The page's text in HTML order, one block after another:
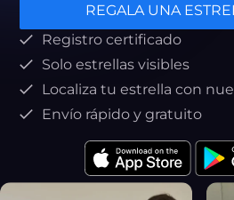
REGALA UNA
Registro certificado
Solo estrellas visibles
Localiza tu estrella con
Envío rápido y gratuito